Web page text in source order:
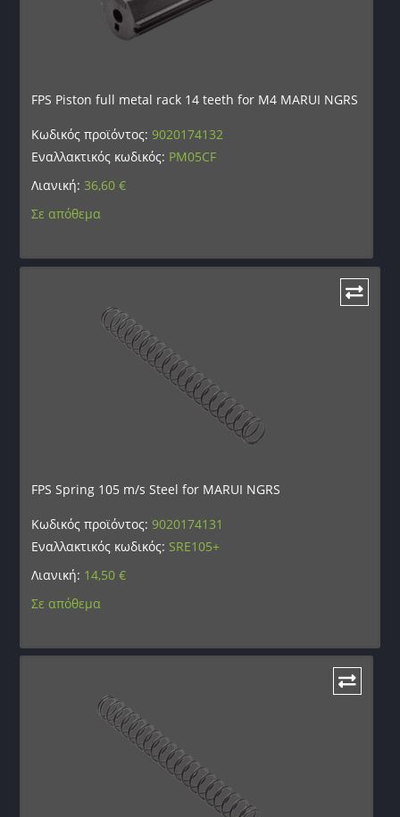
FPS Piston full metal rack 14 teeth for M4 MARUI NGRS
Κωδικός προϊόντος:9020174132
Εναλλακτικός κωδικός: PM05CF
Λιανική: 36,60€
Σε απόθεμα
FPS Spring 105 m/s Steel for MARUI NGRS
Κωδικός προϊόντος:9020174131
Εναλλακτικός κωδικός: SRE105+
Λιανική: 14,50€
Σε απόθεμα